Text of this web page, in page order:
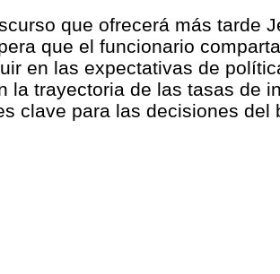
que ofrecerá más tarde
que el funcionario
en las expectativas de
trayectoria de las tasas de
clave para las decisiones del